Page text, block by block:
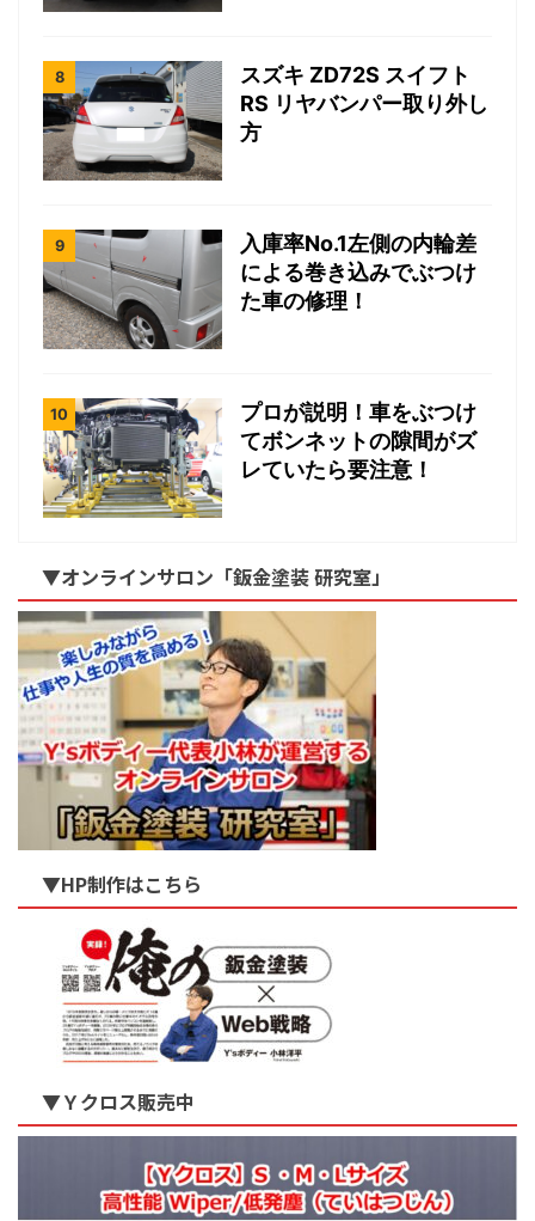
スズキ ZD72S スイフト
RS リヤバンパー取り外し
方
入庫率No.1左側の内輪差
による巻き込みでぶつけ
た車の修理！
プロが説明！車をぶつけ
てボンネットの隙間がズ
レていたら要注意！
▼オンラインサロン「鈑金塗装 研究室」
▼HP制作はこちら
▼Ｙクロス販売中